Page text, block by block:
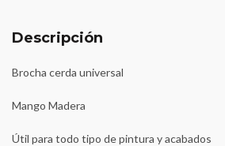
Descripción
Brocha cerda universal
Mango Madera
Útil para todo tipo de pintura y acabados